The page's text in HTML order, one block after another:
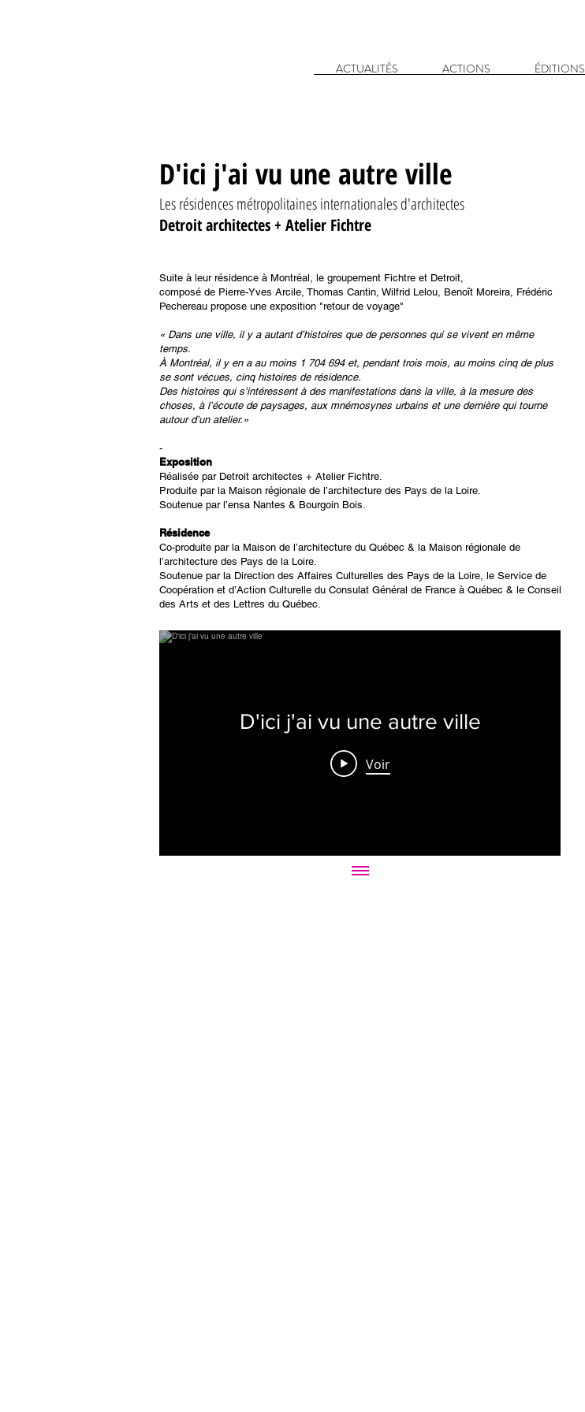
ACTUALITÉS ACTIONS ÉDITIONS
D'ici j'ai vu une autre ville
Les résidences métropolitaines internationales d'architectes
Detroit architectes + Atelier Fichtre
Suite à leur résidence à Montréal, le groupement Fichtre et Detroit,
composé de Pierre-Yves Arcile, Thomas Cantin, Wilfrid Lelou, Benoît Moreira, Frédéric
Pechereau propose une exposition "retour de voyage"
« Dans une ville, il y a autant d’histoires que de personnes qui se vivent en même
temps.
À Montréal, il y en a au moins 1 704 694 et, pendant trois mois, au moins cinq de plus
se sont vécues, cinq histoires de résidence.
Des histoires qui s’intéressent à des manifestations dans la ville, à la mesure des
choses, à l’écoute de paysages, aux mnémosynes urbains et une dernière qui tourne
autour d’un atelier.»
-
Exposition
Réalisée par Detroit architectes + Atelier Fichtre.
Produite par la Maison régionale de l’architecture des Pays de la Loire.
Soutenue par l’ensa Nantes & Bourgoin Bois.
Résidence
Co-produite par la Maison de l’architecture du Québec & la Maison régionale de
l’architecture des Pays de la Loire.
Soutenue par la Direction des Affaires Culturelles des Pays de la Loire, le Service de
Coopération et d’Action Culturelle du Consulat Général de France à Québec & le Conseil
des Arts et des Lettres du Québec.
D'ici j'ai vu une autre ville
Voir